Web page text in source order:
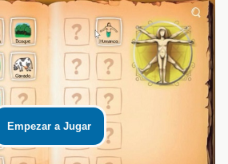
Empezar a Jugar